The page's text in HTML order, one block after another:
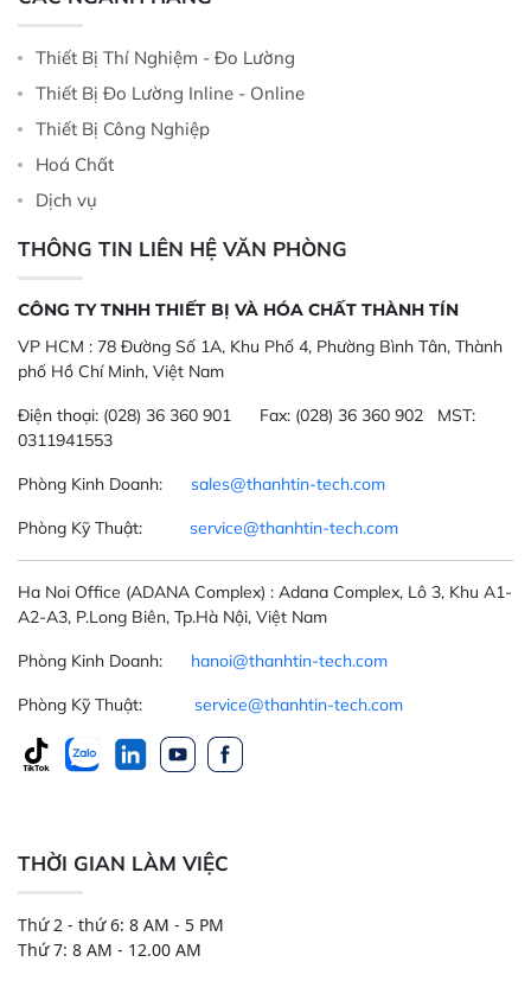
Thiết Bị Thí Nghiệm - Đo Lường
Thiết Bị Đo Lường Inline - Online
Thiết Bị Công Nghiệp
Hoá Chất
Dịch vụ
THÔNG TIN LIÊN HỆ VĂN PHÒNG
CÔNG TY TNHH THIẾT BỊ VÀ HÓA CHẤT THÀNH TÍN
VP HCM : 78 Đường Số 1A, Khu Phố 4, Phường Bình Tân, Thành
phố Hồ Chí Minh, Việt Nam
Điện thoại: (028) 36 360 901 Fax: (028) 36 360 902 MST:
0311941553
Phòng Kinh Doanh: sales@thanhtin-tech.com
Phòng Kỹ Thuật: service@thanhtin-tech.com
Ha Noi Office (ADANA Complex) : Adana Complex, Lô 3, Khu A1-
A2-A3, P.Long Biên, Tp.Hà Nội, Việt Nam
Phòng Kinh Doanh: hanoi@thanhtin-tech.com
Phòng Kỹ Thuật: service@thanhtin-tech.com
THỜI GIAN LÀM VIỆC
Thứ 2 - thứ 6: 8 AM - 5 PM
Thứ 7: 8 AM - 12.00 AM